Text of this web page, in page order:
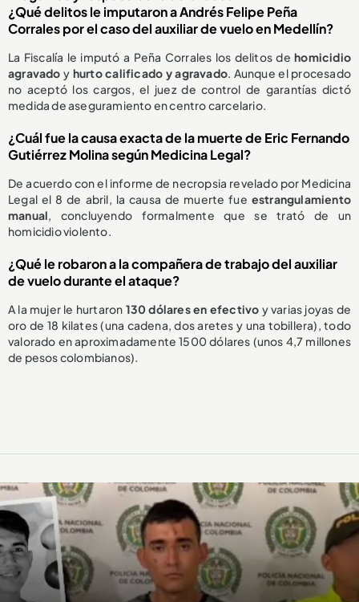
¿Qué delitos le imputaron a Andrés Felipe Peña
Corrales por el caso del auxiliar de vuelo en Medellín?
La Fiscalía le imputó a Peña Corrales los delitos dehomicidio
agravado y hurto calificado y agravado. Aunque el procesado
no aceptó los cargos, el juez de control de garantías dictó
medida de aseguramiento en centro carcelario.
¿Cuál fue la causa exacta de la muerte de Eric Fernando
Gutiérrez Molina según Medicina Legal?
De acuerdo con el informe de necropsia revelado por Medicina
Legal el 8 de abril, la causa de muerte fue estrangulamiento
manual, concluyendo formalmente que se trató de un
homicidio violento.
¿Qué le robaron a la compañera de trabajo del auxiliar
de vuelo durante el ataque?
A la mujer le hurtaron 130 dólares en efectivo y varias joyas de
oro de 18 kilates (una cadena, dos aretes y una tobillera), todo
valorado en aproximadamente 1500 dólares (unos 4,7 millones
de pesos colombianos).